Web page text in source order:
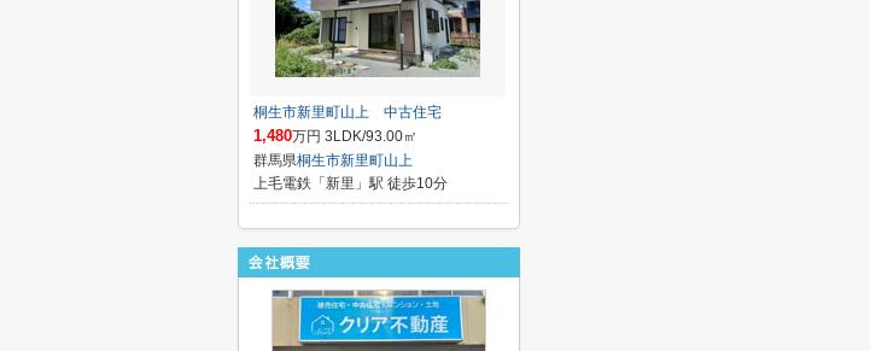
桐生市新里町山上 中古住宅
1,480万円 3LDK/93.00㎡
群馬県桐生市新里町山上
上毛電鉄「新里」駅 徒歩10分